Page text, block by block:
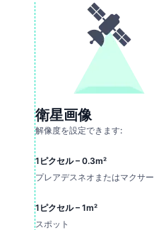
衛星画像
解像度を設定できます:
1ピクセル – 0.3m²
プレアデスネオまたはマクサー
1ピクセル – 1m²
スポット